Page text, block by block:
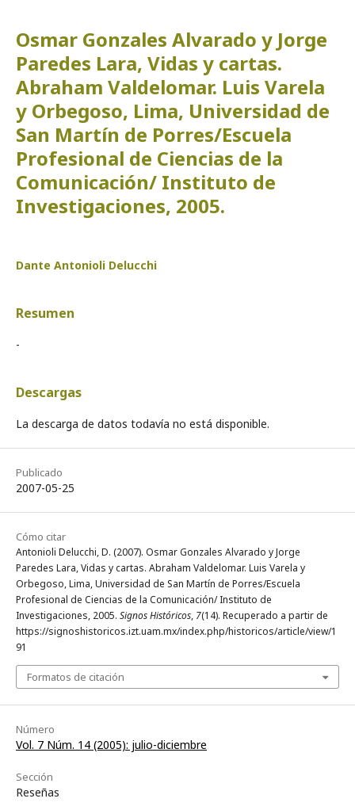
Osmar Gonzales Alvarado y Jorge
Paredes Lara, Vidas y cartas.
Abraham Valdelomar. Luis Varela
y Orbegoso, Lima, Universidad de
San Martín de Porres/Escuela
Profesional de Ciencias de la
Comunicación/ Instituto de
Investigaciones, 2005.
Dante Antonioli Delucchi
Resumen
-
Descargas
La descarga de datos todavía no está disponible.
Publicado
2007-05-25
Cómo citar
Antonioli Delucchi, D. (2007). Osmar Gonzales Alvarado y Jorge
Paredes Lara, Vidas y cartas. Abraham Valdelomar. Luis Varela y
Orbegoso, Lima, Universidad de San Martín de Porres/Escuela
Profesional de Ciencias de la Comunicación/ Instituto de
Investigaciones, 2005. Signos Históricos, 7(14). Recuperado a partir de
https://signoshistoricos.izt.uam.mx/index.php/historicos/article/view/1
91
Formatos de citación
Número
Vol. 7 Núm. 14 (2005): julio-diciembre
Sección
Reseñas